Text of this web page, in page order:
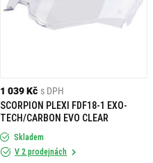
1 039 Kč s DPH
SCORPION PLEXI FDF18-1 EXO-
TECH/CARBON EVO CLEAR
Skladem
V 2 prodejnách